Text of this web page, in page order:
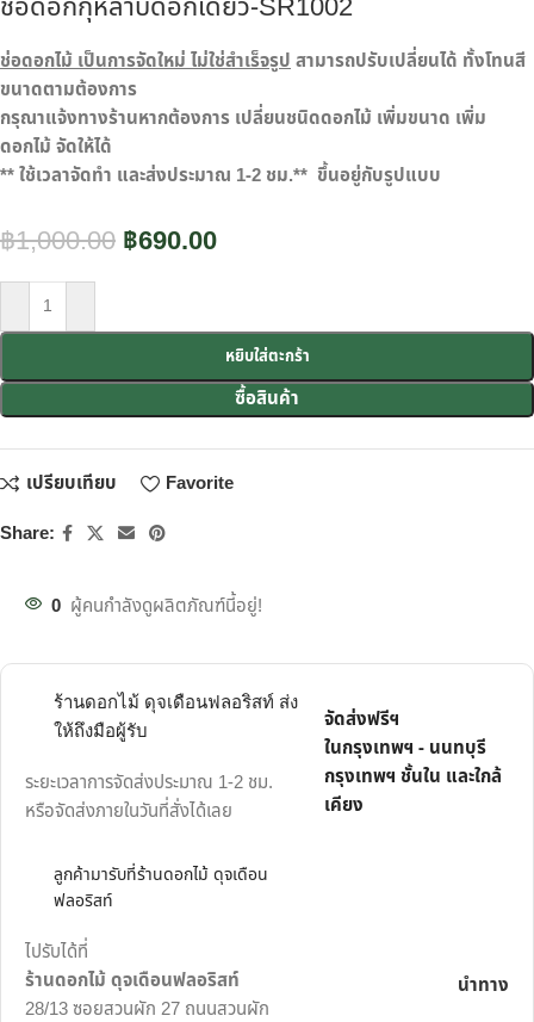
ช่อดอกไม้ เป็นการจัดใหม่ ไม่ใช่สำเร็จรูปสามารถปรับเปลี่ยนได้ ทั้งโทนสี
ขนาดตามต้องการ
กรุณาแจ้งทางร้านหากต้องการ เปลี่ยนชนิดดอกไม้ เพิ่มขนาด เพิ่ม
ดอกไม้ จัดให้ได้
** ใช้เวลาจัดทำ และส่งประมาณ 1-2 ชม.** ขึ้นอยู่กับรูปแบบ
฿1,000.00 ฿690.00
หยิบใส่ตะกร้า
ซื้อสินค้า
เปรียบเทียบ
Favorite
Share:
0 ผู้คนกำลังดูผลิตภัณฑ์นี้อยู่!
ร้านดอกไม้ ดุจเดือนฟลอริสท์ ส่ง
ให้ถึงมือผู้รับ
ระยะเวลาการจัดส่งประมาณ 1-2 ชม.
หรือจัดส่งภายในวันที่สั่งได้เลย
จัดส่งฟรีฯ
ในกรุงเทพฯ - นนทบุรี
กรุงเทพฯ ชั้นใน และใกล้
เคียง
ลูกค้ามารับที่ร้านดอกไม้ ดุจเดือน
ฟลอริสท์
ไปรับได้ที่
ร้านดอกไม้ ดุจเดือนฟลอริสท์
28/13 ซอยสวนผัก 27 ถนนสวนผัก
นำทาง